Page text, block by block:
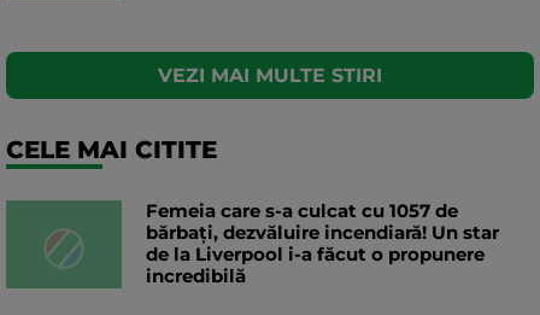
VEZI MAI MULTE STIRI
CELE MAI CITITE
Femeia care s-a culcat cu 1057 de
bărbați, dezvăluire incendiară! Un star
de la Liverpool i-a făcut o propunere
incredibilă